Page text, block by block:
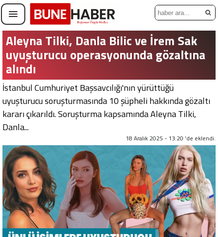
Aleyna Tilki, Danla Bilic ve İrem Sak
uyuşturucu operasyonunda gözaltına
alındı
İstanbul Cumhuriyet Başsavcılığı'nın yürüttüğü
uyuşturucu soruşturmasında 10 şüpheli hakkında gözaltı
kararı çıkarıldı. Soruşturma kapsamında Aleyna Tilki,
Danla...
18 Aralık 2025 - 13:20 'de eklendi.